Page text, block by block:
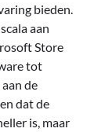
bieden.
aan
Store
tot
de
dat de
is, maar